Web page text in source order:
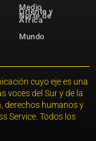
Medio
Oriente y
Norte de
África
Mundo
cuyo eje es una
voces del Sur y de la
derechos humanos y
Service. Todos los